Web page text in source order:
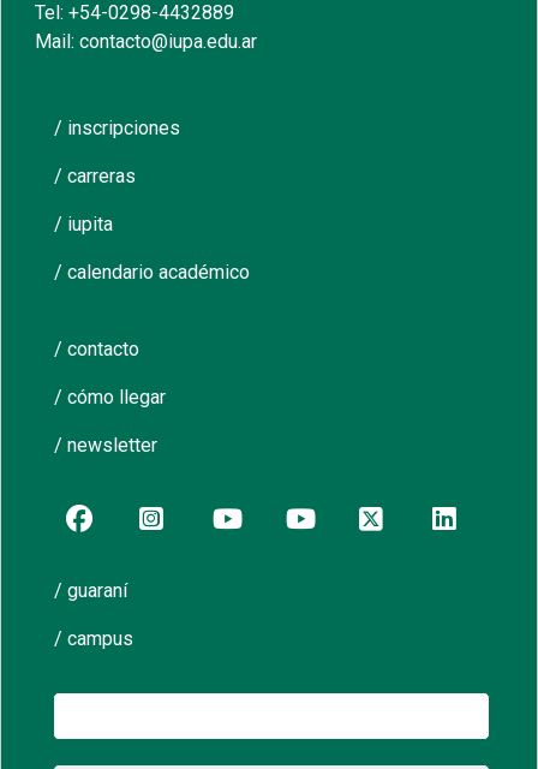
Tel: +54-0298-4432889
Mail: contacto@iupa.edu.ar
/ inscripciones
/ carreras
/ iupita
/ calendario académico
/ contacto
/ cómo llegar
/ newsletter
/ guaraní
/ campus
Buscar: